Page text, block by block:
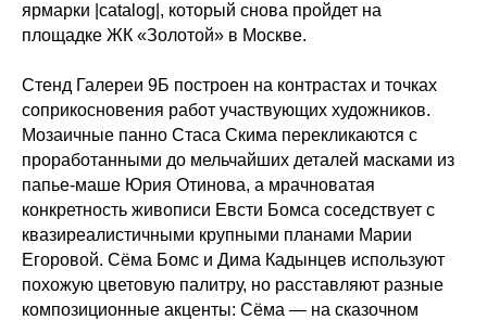
ярмарки |catalog|, который снова пройдет на
площадке ЖК «Золотой» в Москве.
Стенд Галереи 9Б построен на контрастах и точках
соприкосновения работ участвующих художников.
Мозаичные панно Стаса Скима перекликаются с
проработанными до мельчайших деталей масками из
папье-маше Юрия Отинова, а мрачноватая
конкретность живописи Евсти Бомса соседствует с
квазиреалистичными крупными планами Марии
Егоровой. Сёма Бомс и Дима Кадынцев используют
похожую цветовую палитру, но расставляют разные
композиционные акценты: Сёма — на сказочном